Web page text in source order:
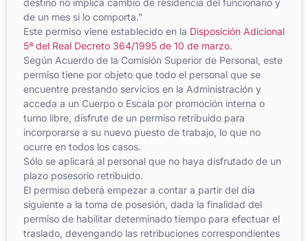
destino no implica cambio de residencia del funcionario y
de un mes si lo comporta.”
Este permiso viene establecido en la Disposición Adicional
5ª del Real Decreto 364/1995 de 10 de marzo.
Según Acuerdo de la Comisión Superior de Personal, este
permiso tiene por objeto que todo el personal que se
encuentre prestando servicios en la Administración y
acceda a un Cuerpo o Escala por promoción interna o
turno libre, disfrute de un permiso retribuido para
incorporarse a su nuevo puesto de trabajo, lo que no
ocurre en todos los casos.
Sólo se aplicará al personal que no haya disfrutado de un
plazo posesorio retribuido.
El permiso deberá empezar a contar a partir del día
siguiente a la toma de posesión, dada la finalidad del
permiso de habilitar determinado tiempo para efectuar el
traslado, devengando las retribuciones correspondientes